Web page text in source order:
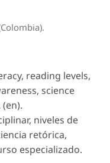
reading levels,
science
niveles de
retórica,
especializado.